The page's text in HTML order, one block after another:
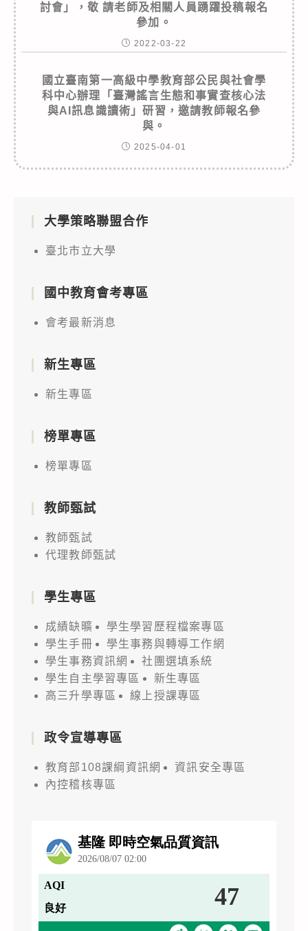
討會」，敬 請老師及相關人員踴躍投稿報名
參加。
2022-03-22
國立臺南第一高級中學教育部公民與社會學
科中心辦理「臺灣謠言生態和事實查核心法
與AI訊息識讀術」研習，邀請教師報名參
與。
2025-04-01
大學策略聯盟合作
臺北市立大學
國中教育會考專區
會考最新消息
新生專區
新生專區
榜單專區
榜單專區
教師甄試
教師甄試
代理教師甄試
學生專區
成績缺曠
學生學習歷程檔案專區
學生手冊
學生事務與轉導工作網
學生事務資訊網
社團選填系統
學生自主學習專區
新生專區
高三升學專區
線上授課專區
政令宣導專區
教育部108課綱資訊網
資訊安全專區
內控稽核專區